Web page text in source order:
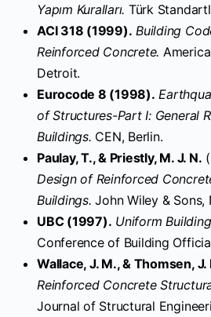
Yapım Kuralları. Türk
ACI 318 (1999). Building
Reinforced Concrete.
Detroit.
Eurocode 8 (1998).
of Structures-Part I: General
Buildings. CEN, Berlin.
Paulay, T., & Priestly, M. J. N.
Design of Reinforced
Buildings. John Wiley & Sons,
UBC (1997). Uniform
Conference of Building
Wallace, J. M., & Thomsen, J.
Reinforced Concrete
Journal of Structural